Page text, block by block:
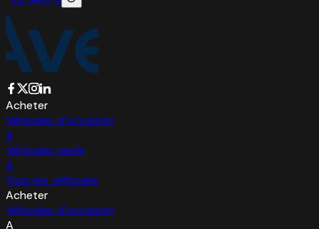
Acheter
Véhicules d'occasion
A
Véhicules neufs
A
Tous les véhicules
Acheter
Véhicules d'occasion
A